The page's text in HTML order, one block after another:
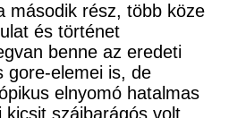
második rész, több köze
és történet
benne az eredeti
gore-elemei is, de
elnyomó hatalmas
szájbarágós volt